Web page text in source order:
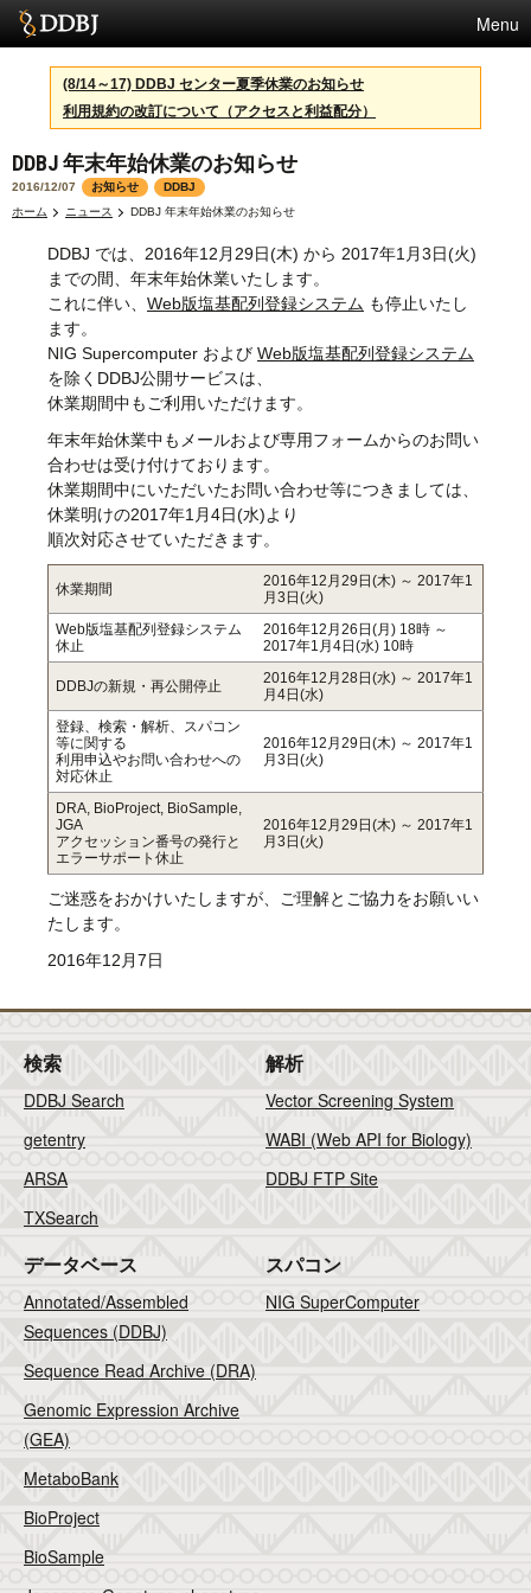
Menu
サービス
スパコン
統計
活動
センターについて
利用規約
問合せ
English
(8/14～17) DDBJ センター夏季休業のお知らせ
利用規約の改訂について（アクセスと利益配分）
DDBJ 年末年始休業のお知らせ
2016/12/07 お知らせ
DDBJ
ホーム
ニュース DDBJ 年末年始休業のお知らせ
DDBJ では、2016年12月29日(木) から 2017年1月3日(火)
までの間、年末年始休業いたします。
これに伴い、 Web版塩基配列登録システム も停止いたし
ます。
NIG Supercomputer および Web版塩基配列登録システム
を除くDDBJ公開サービスは、
休業期間中もご利用いただけます。
年末年始休業中もメールおよび専用フォームからのお問い
合わせは受け付けております。
休業期間中にいただいたお問い合わせ等につきましては、
休業明けの2017年1月4日(水)より
順次対応させていただきます。
休業期間
2016年12月29日(木) ～ 2017年1
月3日(火)
Web版塩基配列登録システム
休止
2016年12月26日(月) 18時 ～
2017年1月4日(水) 10時
DDBJの新規・再公開停止
2016年12月28日(水) ～ 2017年1
月4日(水)
登録、検索・解析、スパコン
等に関する
利用申込やお問い合わせへの
対応休止
2016年12月29日(木) ～ 2017年1
月3日(火)
DRA, BioProject, BioSample,
JGA
アクセッション番号の発行と
エラーサポート休止
2016年12月29日(木) ～ 2017年1
月3日(火)
ご迷惑をおかけいたしますが、ご理解とご協力をお願いい
たします。
2016年12月7日
検索
DDBJ Search
getentry
ARSA
TXSearch
解析
Vector Screening System
WABI (Web API for Biology)
DDBJ FTP Site
データベース
Annotated/Assembled
Sequences (DDBJ)
Sequence Read Archive (DRA)
Genomic Expression Archive
(GEA)
MetaboBank
BioProject
BioSample
スパコン
NIG SuperComputer